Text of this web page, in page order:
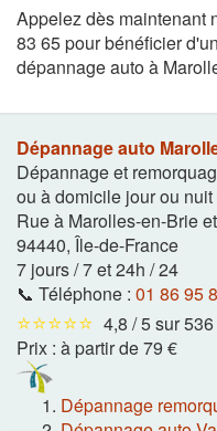
Appelez dès maintenant
83 65 pour bénéficier
dépannage auto à
Dépannage auto
Dépannage et
ou à domicile jour ou
Rue à Marolles-en-Brie
94440, Île-de-France
7 jours / 7 et 24h / 24
📞 Téléphone : 01 86 95
⭐⭐⭐⭐⭐ 4,8 / 5 sur
Prix : à partir de 79 €
Dépannage